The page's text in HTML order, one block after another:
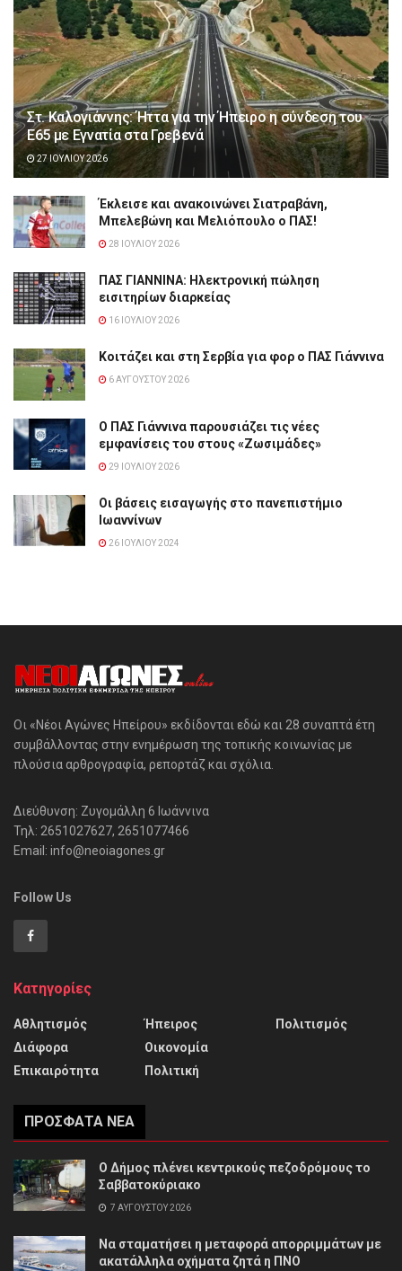
Στ. Καλογιάννης: Ήττα για την Ήπειρο η σύνδεση του
Ε65 με Εγνατία στα Γρεβενά
27 ΙΟΥΛΊΟΥ 2026
Έκλεισε και ανακοινώνει Σιατραβάνη,
Μπελεβώνη και Μελιόπουλο ο ΠΑΣ!
28 ΙΟΥΛΊΟΥ 2026
ΠΑΣ ΓΙΑΝΝΙΝΑ: Hλεκτρονική πώληση
εισιτηρίων διαρκείας
16 ΙΟΥΛΊΟΥ 2026
Κοιτάζει και στη Σερβία για φορ ο ΠΑΣ Γιάννινα
6 ΑΥΓΟΎΣΤΟΥ 2026
Ο ΠΑΣ Γιάννινα παρουσιάζει τις νέες
εμφανίσεις του στους «Ζωσιμάδες»
29 ΙΟΥΛΊΟΥ 2026
Οι βάσεις εισαγωγής στο πανεπιστήμιο
Ιωαννίνων
26 ΙΟΥΛΊΟΥ 2024
Οι «Νέοι Αγώνες Ηπείρου» εκδίδονται εδώ και 28 συναπτά έτη
συμβάλλοντας στην ενημέρωση της τοπικής κοινωνίας με
πλούσια αρθρογραφία, ρεπορτάζ και σχόλια.
Διεύθυνση: Ζυγομάλλη 6 Ιωάννινα
Τηλ: 2651027627, 2651077466
Email: info@neoiagones.gr
Follow Us
Κατηγορίες
Αθλητισμός
Διάφορα
Επικαιρότητα
Ήπειρος
Οικονομία
Πολιτική
Πολιτισμός
ΠΡΌΣΦΑΤΑ ΝΈΑ
Ο Δήμος πλένει κεντρικούς πεζοδρόμους το
Σαββατοκύριακο
7 ΑΥΓΟΎΣΤΟΥ 2026
Να σταματήσει η μεταφορά απορριμμάτων με
ακατάλληλα οχήματα ζητά η ΠΝΟ